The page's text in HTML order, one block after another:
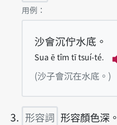
第2項釋義的
用例：
沙會沉佇水底。
Sua ē tîm tī tsuí-té.
(沙子會沉在水底。)
形容詞 形容顏色深。